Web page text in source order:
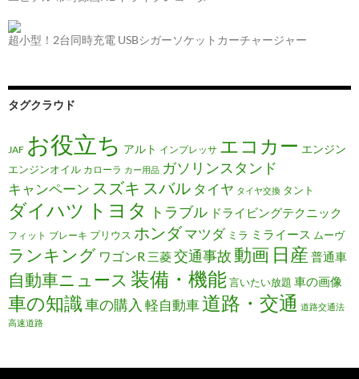
超小型！2台同時充電 USBシガーソケットカーチャージャー
タグクラウド
JAF お役立ち アルト インプレッサ エコカー エンジン
エンジンオイル カローラ カー用品 ガソリンスタンド
キャンペーン スズキ スバル タイヤ タイヤ交換 タント
ダイハツ トヨタ トラブル ドライビングテクニック
フィット ブレーキ プリウス ホンダマツダ ミラ ミライース ムーヴ
ランキング ワゴンR 三菱交通事故動画 日産 普通車
自動車ニュース 装備・機能言いたい放題 車の画像
車の知識車の購入 軽自動車道路・交通 道路交通法
高速道路